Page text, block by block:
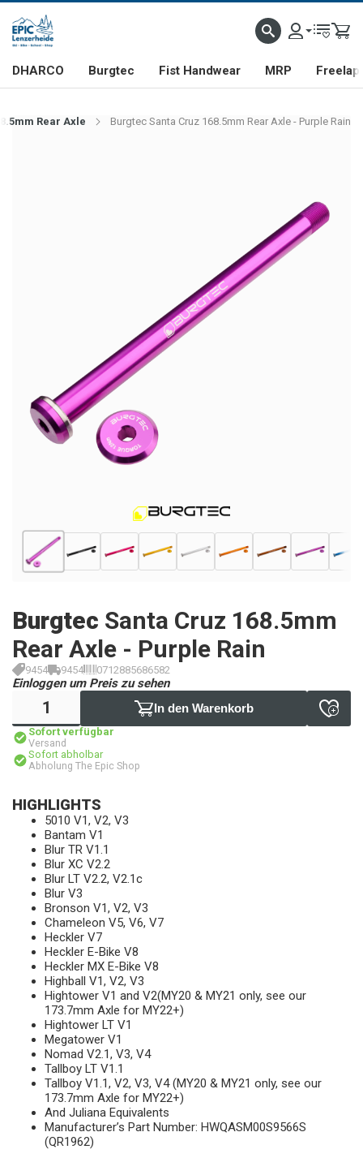
DHARCO Burgtec Fist Handwear MRP Freelap
Rear Axle Burgtec Santa Cruz 168.5mm Rear Axle - Purple Rain
Burgtec Santa Cruz 168.5mm
Rear Axle - Purple Rain
9454 9454 0712885686582
Einloggen um Preis zu sehen
In den Warenkorb
Sofort verfügbar
Versand
Sofort abholbar
Abholung The Epic Shop
HIGHLIGHTS
5010 V1, V2, V3
Bantam V1
Blur TR V1.1
Blur XC V2.2
Blur LT V2.2, V2.1c
Blur V3
Bronson V1, V2, V3
Chameleon V5, V6, V7
Heckler V7
Heckler E-Bike V8
Heckler MX E-Bike V8
Highball V1, V2, V3
Hightower V1 and V2(MY20 & MY21 only, see our
173.7mm Axle for MY22+)
Hightower LT V1
Megatower V1
Nomad V2.1, V3, V4
Tallboy LT V1.1
Tallboy V1.1, V2, V3, V4 (MY20 & MY21 only, see our
173.7mm Axle for MY22+)
And Juliana Equivalents
Manufacturer’s Part Number: HWQASM00S9566S
(QR1962)